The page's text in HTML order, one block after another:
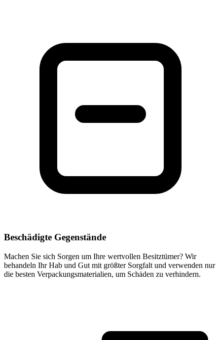
Beschädigte Gegenstände
Machen Sie sich Sorgen um Ihre wertvollen Besitztümer? Wir
behandeln Ihr Hab und Gut mit größter Sorgfalt und verwenden nur
die besten Verpackungsmaterialien, um Schäden zu verhindern.